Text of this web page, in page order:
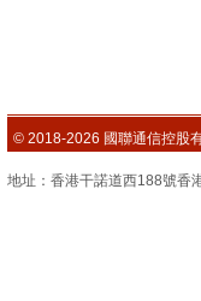
© 2018-2026 國聯通信控股
地址：香港干諾道西188號香